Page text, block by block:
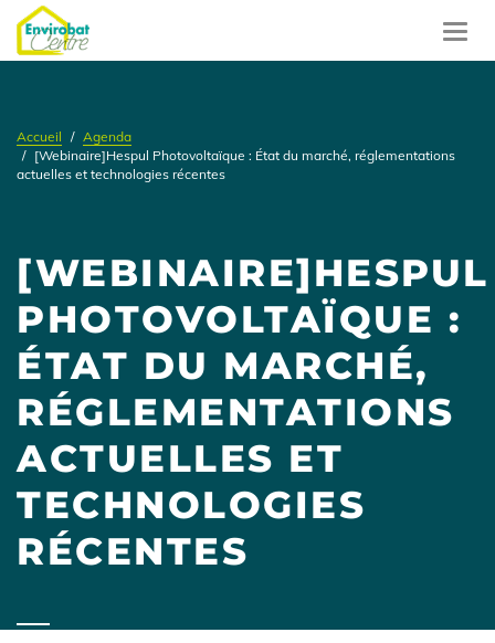
Aller
au
contenu
Accueil
Agenda
[Webinaire]Hespul Photovoltaïque : État du marché, réglementations
actuelles et technologies récentes
[WEBINAIRE]HESPUL
PHOTOVOLTAÏQUE :
ÉTAT DU MARCHÉ,
RÉGLEMENTATIONS
ACTUELLES ET
TECHNOLOGIES
RÉCENTES